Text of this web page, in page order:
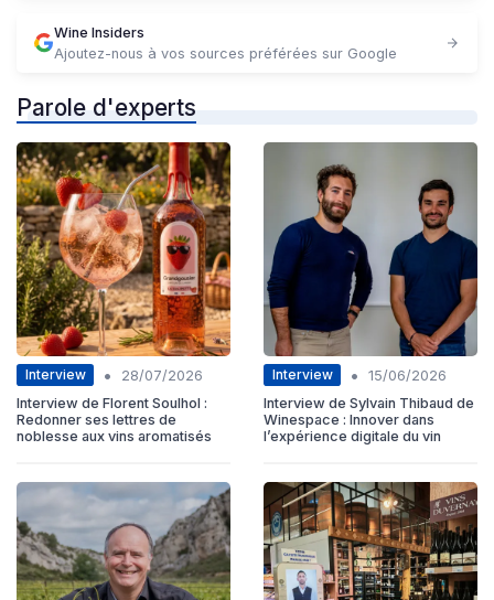
Wine Insiders
Ajoutez-nous à vos sources préférées sur Google
Parole d'experts
Interview •
28/07/2026
Interview de Florent Soulhol :
Redonner ses lettres de
noblesse aux vins aromatisés
Interview •
15/06/2026
Interview de Sylvain Thibaud de
Winespace : Innover dans
l’expérience digitale du vin